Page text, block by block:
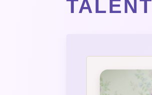
TALENT